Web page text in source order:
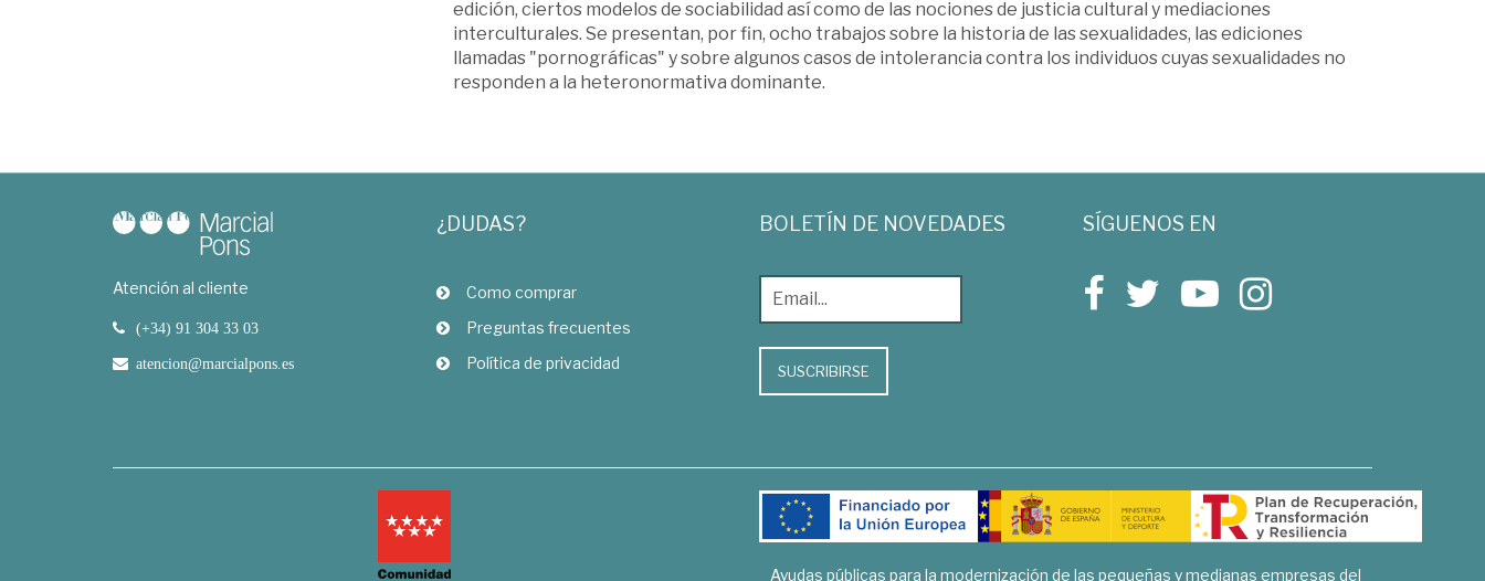
edición, ciertos modelos de sociabilidad así como de las nociones de justicia cultural y mediaciones
interculturales. Se presentan, por fin, ocho trabajos sobre la historia de las sexualidades, las ediciones
llamadas "pornográficas" y sobre algunos casos de intolerancia contra los individuos cuyas sexualidades no
responden a la heteronormativa dominante.
Atención al cliente
(+34) 91 304 33 03
atencion@marcialpons.es
¿DUDAS?
Como comprar
Preguntas frecuentes
Política de privacidad
BOLETÍN DE NOVEDADES
SUSCRIBIRSE
SÍGUENOS EN
Ayudas públicas para la modernización de las pequeñas y medianas empresas del